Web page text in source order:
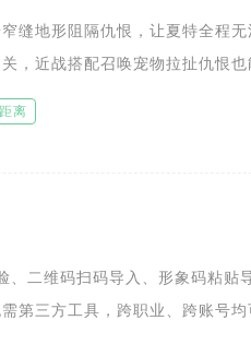
缝地形阻隔仇恨，让夏特全程
，近战搭配召唤宠物拉扯仇恨也
速刷两种场景，低战力玩家依靠
离
、二维码扫码导入、形象码粘贴
第三方工具，跨职业、跨账号均
操作覆盖创建角色界面与主城美